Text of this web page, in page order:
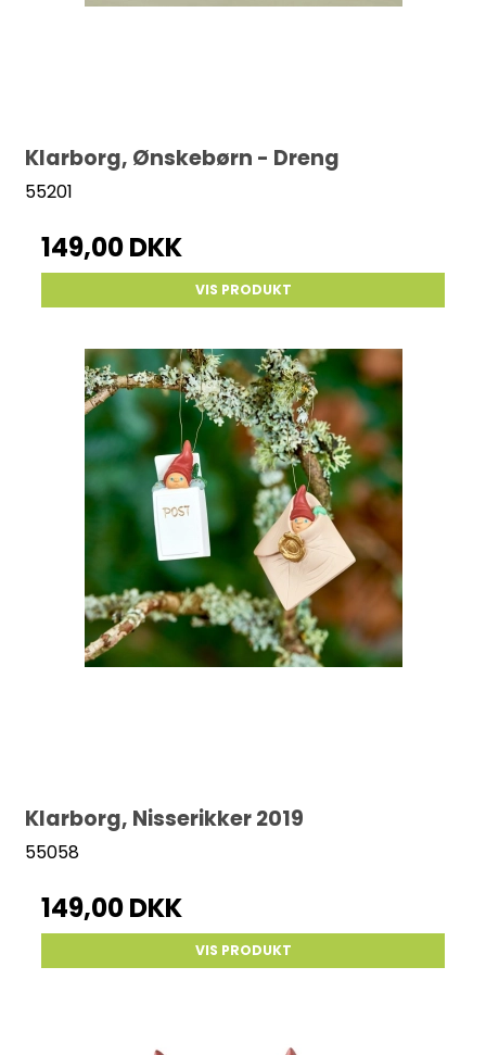
Klarborg, Ønskebørn - Dreng
55201
149,00 DKK
VIS PRODUKT
Klarborg, Nisserikker 2019
55058
149,00 DKK
VIS PRODUKT